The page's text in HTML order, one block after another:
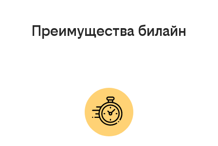
Преимущества билайн